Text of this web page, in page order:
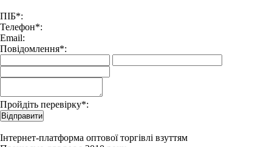
ПІБ*:
Телефон*:
Email:
Повідомлення*:
Пройдіть перевірку*:
Відправити
Інтернет-платформа оптової торгівлі взуттям